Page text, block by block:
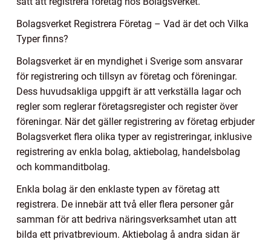
Bolagsverket Registrera Företag – Vad är det och Vilka
Typer finns?
Bolagsverket är en myndighet i Sverige som ansvarar
för registrering och tillsyn av företag och föreningar.
Dess huvudsakliga uppgift är att verkställa lagar och
regler som reglerar företagsregister och register över
föreningar. När det gäller registrering av företag erbjuder
Bolagsverket flera olika typer av registreringar, inklusive
registrering av enkla bolag, aktiebolag, handelsbolag
och kommanditbolag.
Enkla bolag är den enklaste typen av företag att
registrera. De innebär att två eller flera personer går
samman för att bedriva näringsverksamhet utan att
bilda ett privatbrevioum. Aktiebolag å andra sidan är